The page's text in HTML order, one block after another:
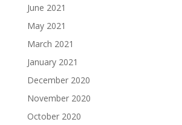
June 2021
May 2021
March 2021
January 2021
December 2020
November 2020
October 2020